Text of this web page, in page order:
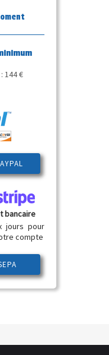
144 €
bancaire
jours pour
compte